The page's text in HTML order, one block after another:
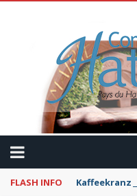
FLASH INFO